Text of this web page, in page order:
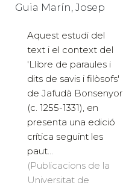
Guia Marín, Josep
Aquest estudi del
text i el context del
'Llibre de paraules i
dits de savis i filòsofs'
de Jafudà Bonsenyor
(c. 1255-1331), en
presenta una edició
crítica seguint les
paut...
(Publicacions de la
Universitat de